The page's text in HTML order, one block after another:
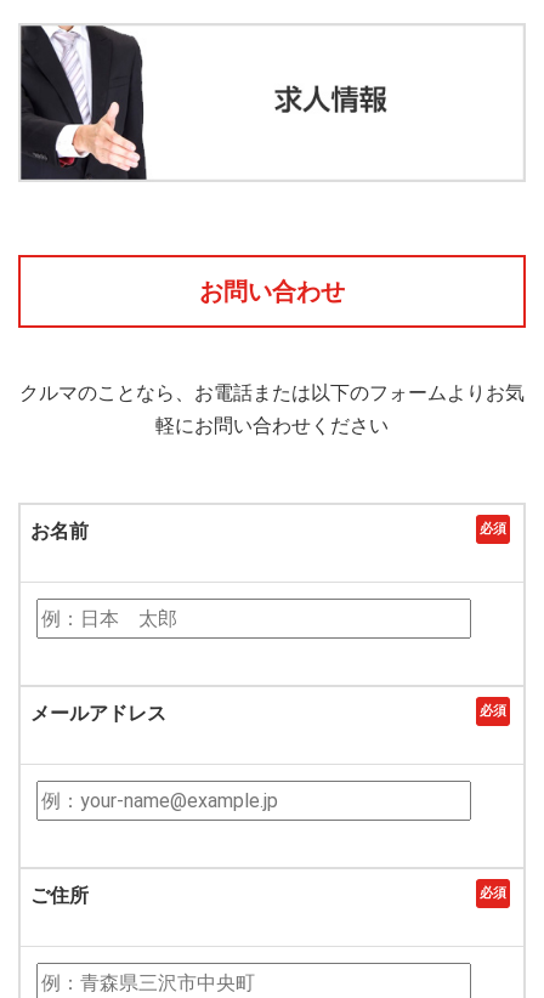
お問い合わせ
クルマのことなら、お電話または以下のフォームよりお気
軽にお問い合わせください
お名前 必須
メールアドレス 必須
ご住所 必須